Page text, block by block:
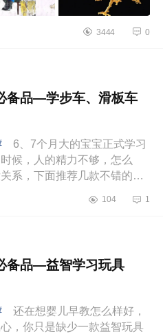
3444 0
备品—学步车、滑板车
6、7个月大的宝宝正式学习
候，人的精力不够，怎么
系，下面推荐几款不错的学
步车、滑板车品牌旗舰店推
104 1
备品—益智学习玩具
还在想婴儿早教怎么样好，
，你只是缺少一款益智玩具